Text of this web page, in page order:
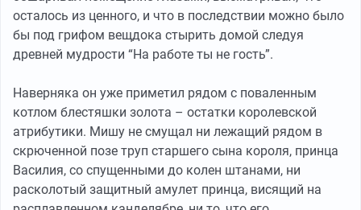
осталось из ценного, и что в последствии можно было
бы под грифом вещдока стырить домой следуя
древней мудрости “На работе ты не гость”.
Наверняка он уже приметил рядом с поваленным
котлом блестяшки золота – остатки королевской
атрибутики. Мишу не смущал ни лежащий рядом в
скрюченной позе труп старшего сына короля, принца
Василия, со спущенными до колен штанами, ни
расколотый защитный амулет принца, висящий на